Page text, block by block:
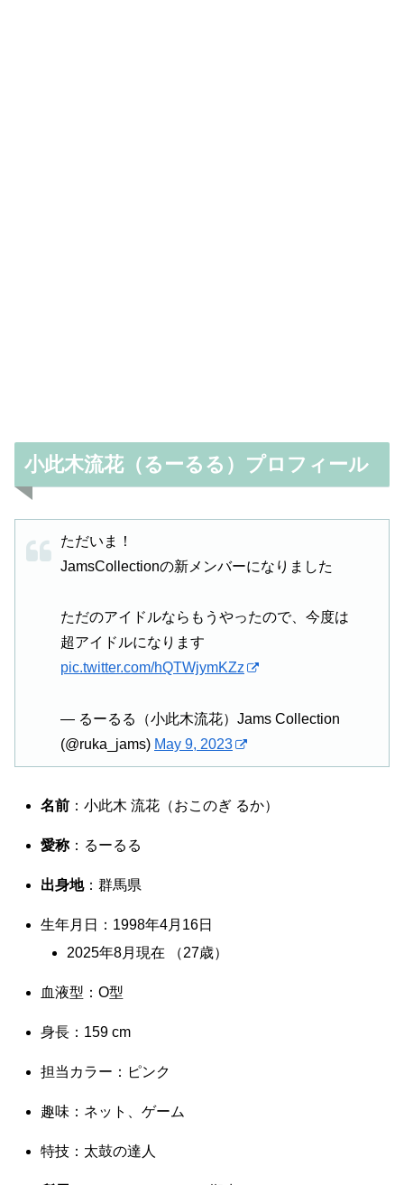
小此木流花（るーるる）プロフィール
ただいま！
JamsCollectionの新メンバーになりました
ただのアイドルならもうやったので、今度は
超アイドルになります
pic.twitter.com/hQTWjymKZz
— るーるる（小此木流花）Jams Collection
(@ruka_jams) May 9, 2023
名前 ：小此木 流花（おこのぎ るか）
愛称：るーるる
出身地：群馬県
生年月日：1998年4月16日
2025年8月現在 （27歳）
血液型：O型
身長：159 cm
担当カラー：ピンク
趣味：ネット、ゲーム
特技：太鼓の達人